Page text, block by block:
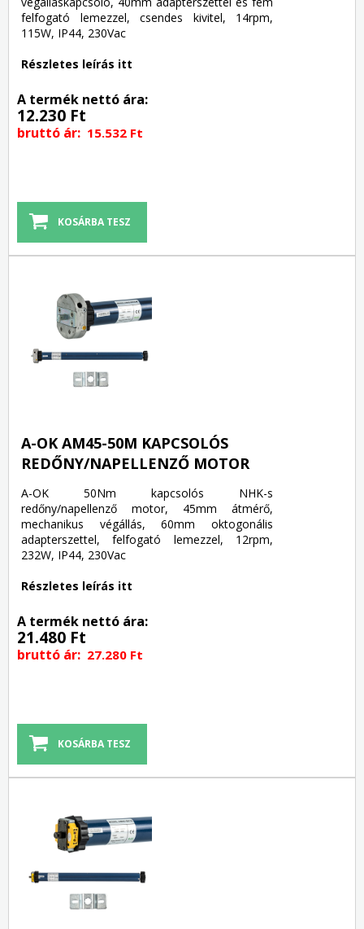
felfogató lemezzel, csendes kivitel, 14rpm,
115W, IP44, 230Vac
Részletes leírás itt
A termék nettó ára:
12.230 Ft
bruttó ár: 15.532 Ft
A-OK AM45-50M KAPCSOLÓS
REDŐNY/NAPELLENZŐ MOTOR
A-OK 50Nm kapcsolós NHK-s
redőny/napellenző motor, 45mm átmérő,
mechanikus végállás, 60mm oktogonális
adapterszettel, felfogató lemezzel, 12rpm,
232W, IP44, 230Vac
Részletes leírás itt
A termék nettó ára:
21.480 Ft
bruttó ár: 27.280 Ft